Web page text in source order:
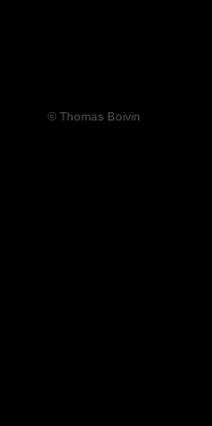
© Thomas Boivin